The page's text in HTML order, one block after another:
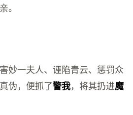
。
妙一夫人、诬陷青云、惩罚众
伪，便抓了警我，将其扔进魔